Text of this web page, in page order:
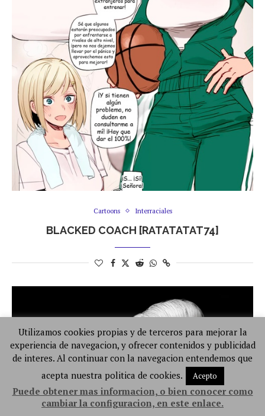
Cartoons Interraciales
BLACKED COACH [RATATATAT74]
Utilizamos cookies propias y de terceros para mejorar la
experiencia de navegacion, y ofrecer contenidos y publicidad
de interes. Al continuar con la navegacion entendemos que
acepta nuestra politica de cookies.
Acepto
Puede obtener mas informacion, o bien conocer como
cambiar la configuracion, en este enlace.